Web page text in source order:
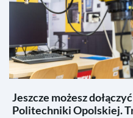
Jeszcze możesz
Politechniki Opolskiej.